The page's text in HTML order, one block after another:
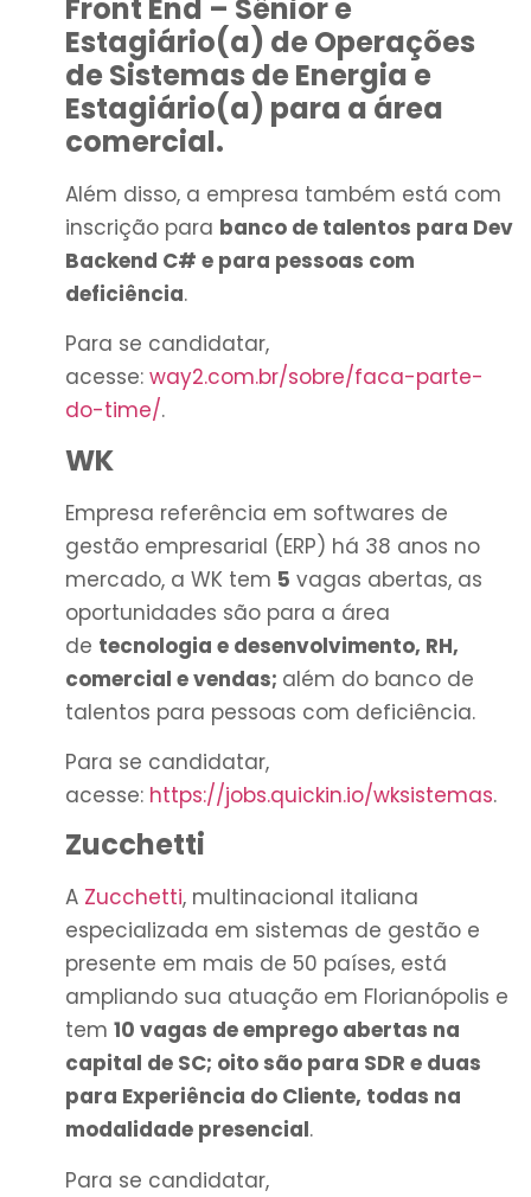
Front End – Sênior e
Estagiário(a) de Operações
de Sistemas de Energia e
Estagiário(a) para a área
comercial.
Além disso, a empresa também está com
inscrição para banco de talentos para Dev
Backend C# e para pessoas com
deficiência.
Para se candidatar,
acesse: way2.com.br/sobre/faca-parte-
do-time/.
WK
Empresa referência em softwares de
gestão empresarial (ERP) há 38 anos no
mercado, a WK tem 5 vagas abertas, as
oportunidades são para a área
de tecnologia e desenvolvimento, RH,
comercial e vendas; além do banco de
talentos para pessoas com deficiência.
Para se candidatar,
acesse: https://jobs.quickin.io/wksistemas.
Zucchetti
A Zucchetti, multinacional italiana
especializada em sistemas de gestão e
presente em mais de 50 países, está
ampliando sua atuação em Florianópolis e
tem 10 vagas de emprego abertas na
capital de SC; oito são para SDR e duas
para Experiência do Cliente, todas na
modalidade presencial.
Para se candidatar,